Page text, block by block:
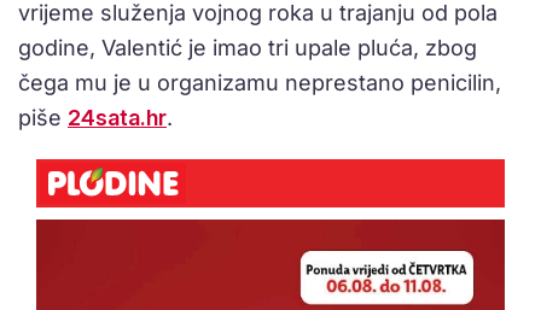
vrijeme služenja vojnog roka u trajanju od pola
godine, Valentić je imao tri upale pluća, zbog
čega mu je u organizamu neprestano penicilin,
piše 24sata.hr.